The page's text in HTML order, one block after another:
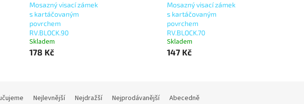
Mosazný visací zámek
s kartáčovaným
povrchem
RV.BLOCK.90
Skladem
178 Kč
Mosazný visací zámek
s kartáčovaným
povrchem
RV.BLOCK.70
Skladem
147 Kč
Nejlevnější Nejdražší Nejprodávanější Abecedně